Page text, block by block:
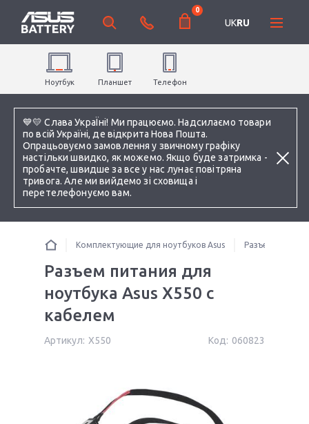
💙💛 Слава УкраЇні! Ми працюємо. Надсилаємо товари
по всій Україні, де відкрита Нова Пошта.
Опрацьовуємо замовлення у звичному графіку
настільки швидко, як можемо. Якщо буде затримка -
пробачте, швидше за все у нас лунає повітряна
тривога. Але ми вийдемо зі сховища і
перетелефонуємо вам.
0
UKRU
Ноутбук Планшет Телефон
Комплектующие для ноутбуков Asus Разъемы
Разъем питания для
ноутбука Asus X550 c
кабелем
Артикул: X550 Код: 060823